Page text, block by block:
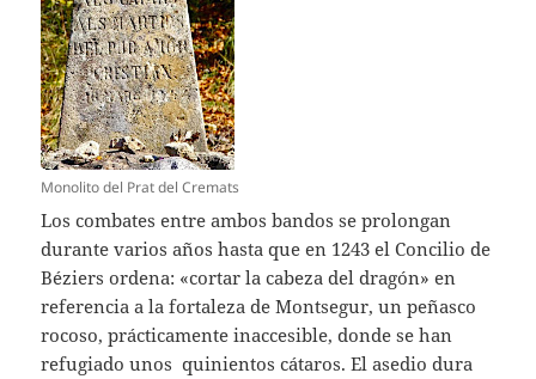
Monolito del Prat del Cremats
Los combates entre ambos bandos se prolongan
durante varios años hasta que en 1243 el Concilio de
Béziers ordena: «cortar la cabeza del dragón» en
referencia a la fortaleza de Montsegur, un peñasco
rocoso, prácticamente inaccesible, donde se han
refugiado unos quinientos cátaros. El asedio dura